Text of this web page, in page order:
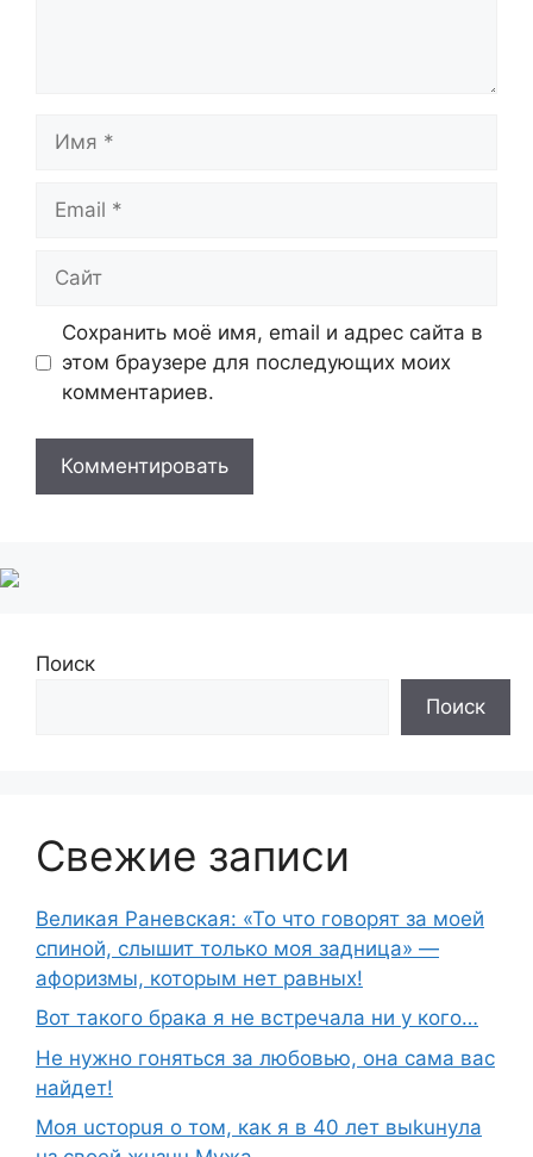
Имя
Email
Сайт
Сохранить моё имя, email и адрес сайта в
этом браузере для последующих моих
комментариев.
Поиск
Поиск
Свежие записи
Великая Раневская: «То что говорят за моей
спиной, слышит только моя задница» —
афоризмы, которым нет равных!
Вот такого брака я не встречала ни у кого…
Не нужно гоняться за любовью, она сама вас
найдет!
Moя ucтopuя о том, как я в 40 лет выkuнyлa